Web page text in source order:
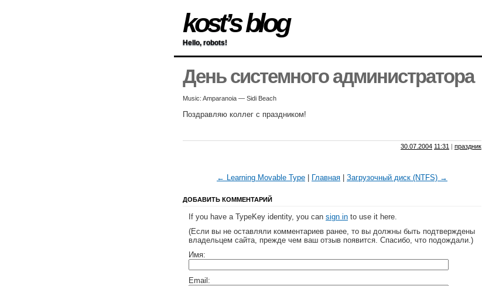
kost’s blog
Hello, robots!
День системного администратора
Music: Amparanoia — Sidi Beach
Поздравляю коллег с праздником!
30.07.2004 11:31 | праздник
← Learning Movable Type Главная Загрузочный диск (NTFS) →
ДОБАВИТЬ КОММЕНТАРИЙ
If you have a TypeKey identity, you can sign in to use it here.
(Если вы не оставляли комментариев ранее, то вы должны быть подтверждены
владельцем сайта, прежде чем ваш отзыв появится. Спасибо, что подождали.)
Имя:
Email: